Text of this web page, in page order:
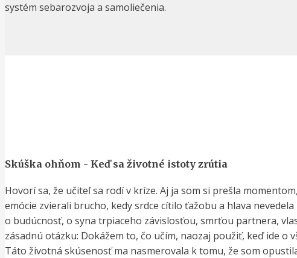
systém sebarozvoja a samoliečenia.
Skúška ohňom - Keď sa životné istoty zrútia
Hovorí sa, že učiteľ sa rodí v kríze. Aj ja som si prešla
emócie zvierali brucho, kedy srdce cítilo ťažobu a hlava
o budúcnosť, o syna trpiaceho závislosťou, smrťou partnera,
zásadnú otázku: Dokážem to, čo učím, naozaj použiť, keď ide
Táto životná skúsenosť ma nasmerovala k tomu, že som